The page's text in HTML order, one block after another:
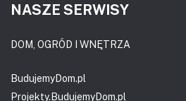
NASZE SERWISY
DOM, OGRÓD I WNĘTRZA
BudujemyDom.pl
Projekty.BudujemyDom.pl